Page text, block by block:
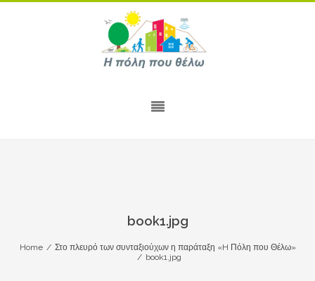
book1.jpg
Home / Στο πλευρό των συνταξιούχων η παράταξη «H Πόλη που Θέλω»
/ book1.jpg